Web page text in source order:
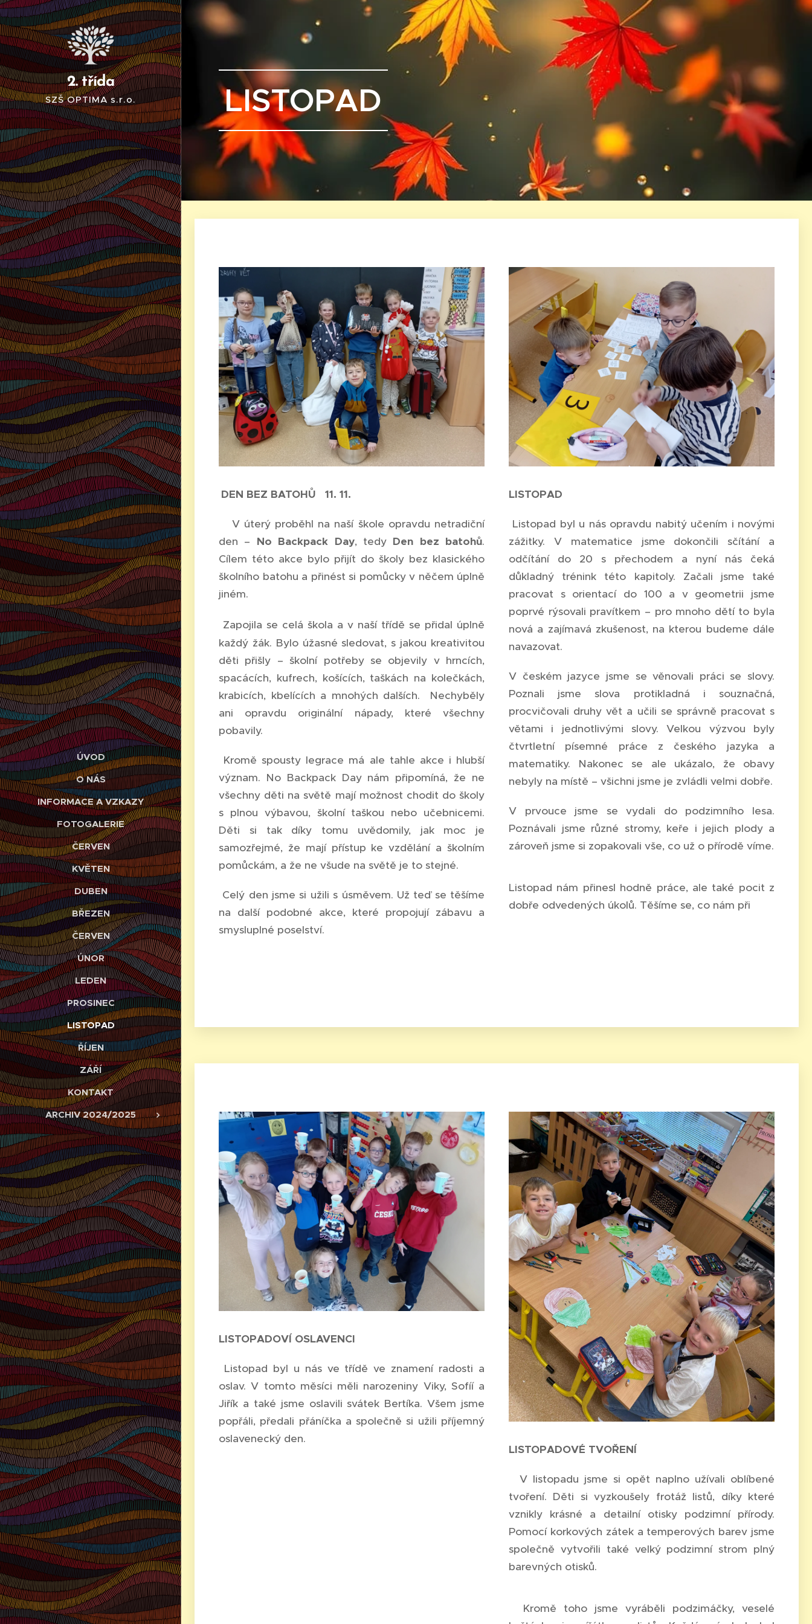
2. třída
SZŠ OPTIMA s.r.o.
ÚVOD
O NÁS
INFORMACE A VZKAZY
FOTOGALERIE
ČERVEN
KVĚTEN
DUBEN
BŘEZEN
ČERVEN
ÚNOR
LEDEN
PROSINEC
LISTOPAD
ŘÍJEN
ZÁŘÍ
KONTAKT
ARCHIV 2024/2025
LISTOPAD
DEN BEZ BATOHŮ 11. 11.
V úterý proběhl na naší škole opravdu netradiční
den – No Backpack Day, tedy Den bez batohů.
Cílem této akce bylo přijít do školy bez klasického
školního batohu a přinést si pomůcky v něčem úplně
jiném.
Zapojila se celá škola a v naší třídě se přidal úplně
každý žák. Bylo úžasné sledovat, s jakou kreativitou
děti přišly – školní potřeby se objevily v hrncích,
spacácích, kufrech, košících, taškách na kolečkách,
krabicích, kbelících a mnohých dalších. Nechyběly
ani opravdu originální nápady, které všechny
pobavily.
Kromě spousty legrace má ale tahle akce i hlubší
význam. No Backpack Day nám připomíná, že ne
všechny děti na světě mají možnost chodit do školy
s plnou výbavou, školní taškou nebo učebnicemi.
Děti si tak díky tomu uvědomily, jak moc je
samozřejmé, že mají přístup ke vzdělání a školním
pomůckám, a že ne všude na světě je to stejné.
Celý den jsme si užili s úsměvem. Už teď se těšíme
na další podobné akce, které propojují zábavu a
smysluplné poselství.
LISTOPAD
Listopad byl u nás opravdu nabitý učením i novými
zážitky. V matematice jsme dokončili sčítání a
odčítání do 20 s přechodem a nyní nás čeká
důkladný trénink této kapitoly. Začali jsme také
pracovat s orientací do 100 a v geometrii jsme
poprvé rýsovali pravítkem – pro mnoho dětí to byla
nová a zajímavá zkušenost, na kterou budeme dále
navazovat.
V českém jazyce jsme se věnovali práci se slovy.
Poznali jsme slova protikladná i souznačná,
procvičovali druhy vět a učili se správně pracovat s
větami i jednotlivými slovy. Velkou výzvou byly
čtvrtletní písemné práce z českého jazyka a
matematiky. Nakonec se ale ukázalo, že obavy
nebyly na místě – všichni jsme je zvládli velmi dobře.
V prvouce jsme se vydali do podzimního lesa.
Poznávali jsme různé stromy, keře i jejich plody a
zároveň jsme si zopakovali vše, co už o přírodě víme.
Listopad nám přinesl hodně práce, ale také pocit z
dobře odvedených úkolů. Těšíme se, co nám při
LISTOPADOVÍ OSLAVENCI
Listopad byl u nás ve třídě ve znamení radosti a
oslav. V tomto měsíci měli narozeniny Viky, Sofíí a
Jiřík a také jsme oslavili svátek Bertíka. Všem jsme
popřáli, předali přáníčka a společně si užili příjemný
oslavenecký den.
LISTOPADOVÉ TVOŘENÍ
V listopadu jsme si opět naplno užívali oblíbené
tvoření. Děti si vyzkoušely frotáž listů, díky které
vznikly krásné a detailní otisky podzimní přírody.
Pomocí korkových zátek a temperových barev jsme
společně vytvořili také velký podzimní strom plný
barevných otisků.
Kromě toho jsme vyráběli podzimáčky, veselé